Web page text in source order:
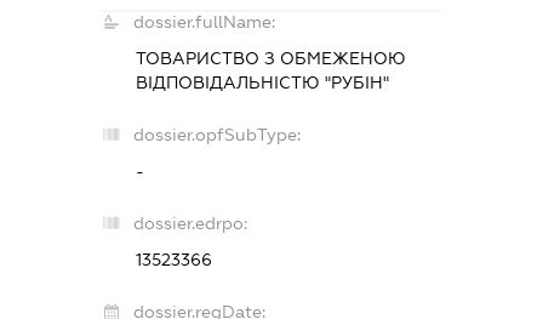
dossier.fullName:
ТОВАРИСТВО З ОБМЕЖЕНОЮ
ВІДПОВІДАЛЬНІСТЮ "РУБІН"
dossier.opfSubType:
-
dossier.edrpo:
13523366
dossier.regDate: